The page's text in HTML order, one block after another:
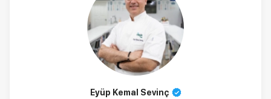
Eyüp Kemal Sevinç